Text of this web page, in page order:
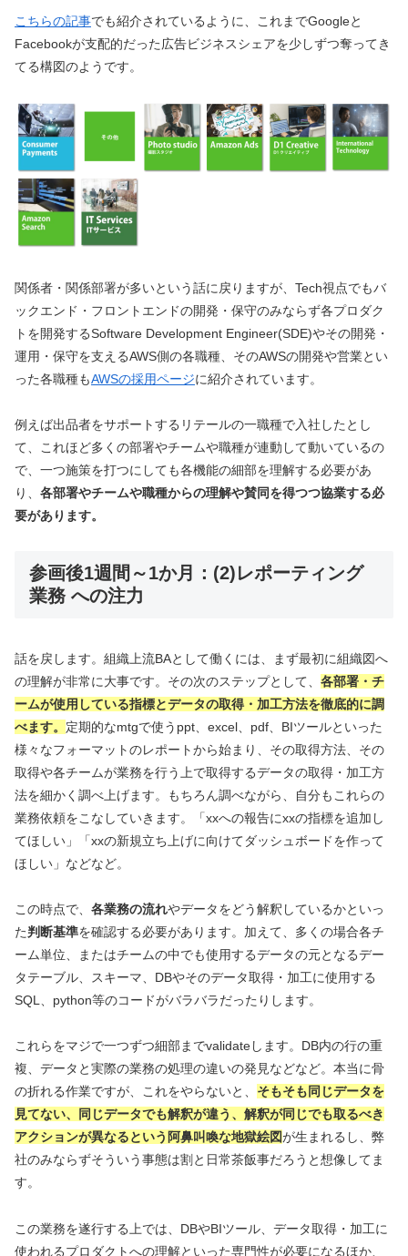
こちらの記事でも紹介されているように、これまでGoogleと
Facebookが支配的だった広告ビジネスシェアを少しずつ奪ってき
てる構図のようです。
関係者・関係部署が多いという話に戻りますが、Tech視点でもバ
ックエンド・フロントエンドの開発・保守のみならず各プロダク
トを開発するSoftware Development Engineer(SDE)やその開発・
運用・保守を支えるAWS側の各職種、そのAWSの開発や営業とい
った各職種もAWSの採用ページに紹介されています。
例えば出品者をサポートするリテールの一職種で入社したとし
て、これほど多くの部署やチームや職種が連動して動いているの
で、一つ施策を打つにしても各機能の細部を理解する必要があ
り、 各部署やチームや職種からの理解や賛同を得つつ協業する必
要があります。
参画後1週間～1か月：(2)レポーティング
業務 への注力
話を戻します。組織上流BAとして働くには、まず最初に組織図へ
の理解が非常に大事です。その次のステップとして、 各部署・チ
ームが使用している指標とデータの取得・加工方法を徹底的に調
べます。 定期的なmtgで使うppt、excel、pdf、BIツールといった
様々なフォーマットのレポートから始まり、その取得方法、その
取得や各チームが業務を行う上で取得するデータの取得・加工方
法を細かく調べ上げます。もちろん調べながら、自分もこれらの
業務依頼をこなしていきます。「xxへの報告にxxの指標を追加し
てほしい」「xxの新規立ち上げに向けてダッシュボードを作って
ほしい」などなど。
この時点で、 各業務の流れやデータをどう解釈しているかといっ
た判断基準を確認する必要があります。加えて、多くの場合各チ
ーム単位、またはチームの中でも使用するデータの元となるデー
タテーブル、スキーマ、DBやそのデータ取得・加工に使用する
SQL、python等のコードがバラバラだったりします。
これらをマジで一つずつ細部までvalidateします。DB内の行の重
複、データと実際の業務の処理の違いの発見などなど。本当に骨
の折れる作業ですが、これをやらないと、 そもそも同じデータを
見てない、同じデータでも解釈が違う、解釈が同じでも取るべき
アクションが異なるという阿鼻叫喚な地獄絵図が生まれるし、弊
社のみならずそういう事態は割と日常茶飯事だろうと想像してま
す。
この業務を遂行する上では、DBやBIツール、データ取得・加工に
使われるプロダクトへの理解といった専門性が必要になるほか、